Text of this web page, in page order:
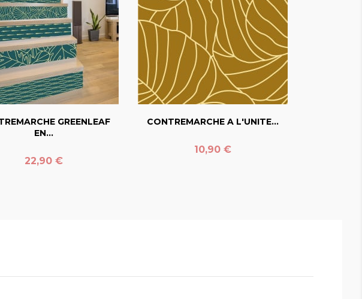
favorite_border
GREENLEAF
EN...
Prix
22,90 €
favorite_border
CONTREMARCHE A L'UNITE...
Prix
10,90 €